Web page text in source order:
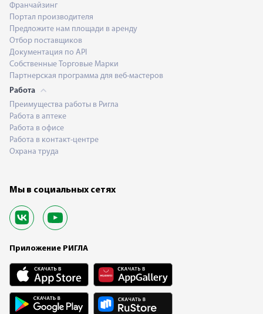
Франчайзинг
Портал производителя
Предложите нам площади в аренду
Отбор поставщиков
Документация по API
Собственные Торговые Марки
Партнерская программа для веб-мастеров
Работа
Преимущества работы в Ригла
Работа в аптеке
Работа в офисе
Работа в контакт-центре
Охрана труда
Мы в социальных сетях
Приложение РИГЛА